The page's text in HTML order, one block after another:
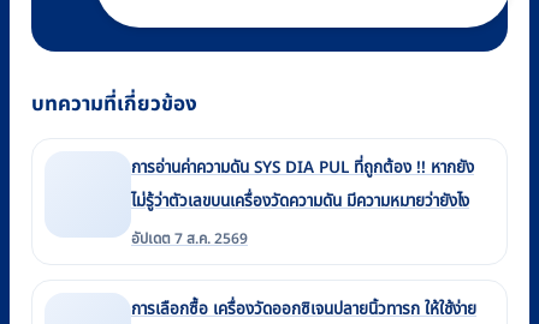
บทความที่เกี่ยวข้อง
การอ่านค่าความดัน SYS DIA PUL ที่ถูกต้อง !! หากยัง
ไม่รู้ว่าตัวเลขบนเครื่องวัดความดัน มีความหมายว่ายังไง
อัปเดต 7 ส.ค. 2569
การเลือกซื้อ เครื่องวัดออกซิเจนปลายนิ้วทารก ให้ใช้ง่าย